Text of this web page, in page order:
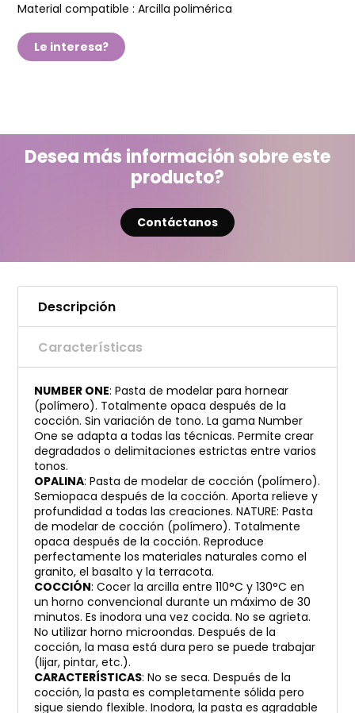
Material compatible : Arcilla polimérica
Le interesa?
Desea más información sobre este
producto?
Contáctanos
Descripción
Características
NUMBER ONE: Pasta de modelar para hornear
(polímero). Totalmente opaca después de la
cocción. Sin variación de tono. La gama Number
One se adapta a todas las técnicas. Permite crear
degradados o delimitaciones estrictas entre varios
tonos.
OPALINA: Pasta de modelar de cocción (polímero).
Semiopaca después de la cocción. Aporta relieve y
profundidad a todas las creaciones. NATURE: Pasta
de modelar de cocción (polímero). Totalmente
opaca después de la cocción. Reproduce
perfectamente los materiales naturales como el
granito, el basalto y la terracota.
COCCIÓN: Cocer la arcilla entre 110°C y 130°C en
un horno convencional durante un máximo de 30
minutos. Es inodora una vez cocida. No se agrieta.
No utilizar horno microondas. Después de la
cocción, la masa está dura pero se puede trabajar
(lijar, pintar, etc.).
CARACTERÍSTICAS: No se seca. Después de la
cocción, la pasta es completamente sólida pero
sigue siendo flexible. Inodora, la pasta es agradable